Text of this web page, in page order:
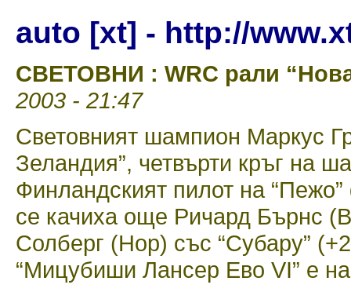
auto [xt] - http://
СВЕТОВНИ : WRC рали
2003 - 21:47
Световният шампион Маркус
Зеландия”, четвърти кръг на
Финландският пилот на
се качиха още Ричард Бърнс
Солберг (Нор) със “Субару”
“Мицубиши Лансер Ево VI” е на